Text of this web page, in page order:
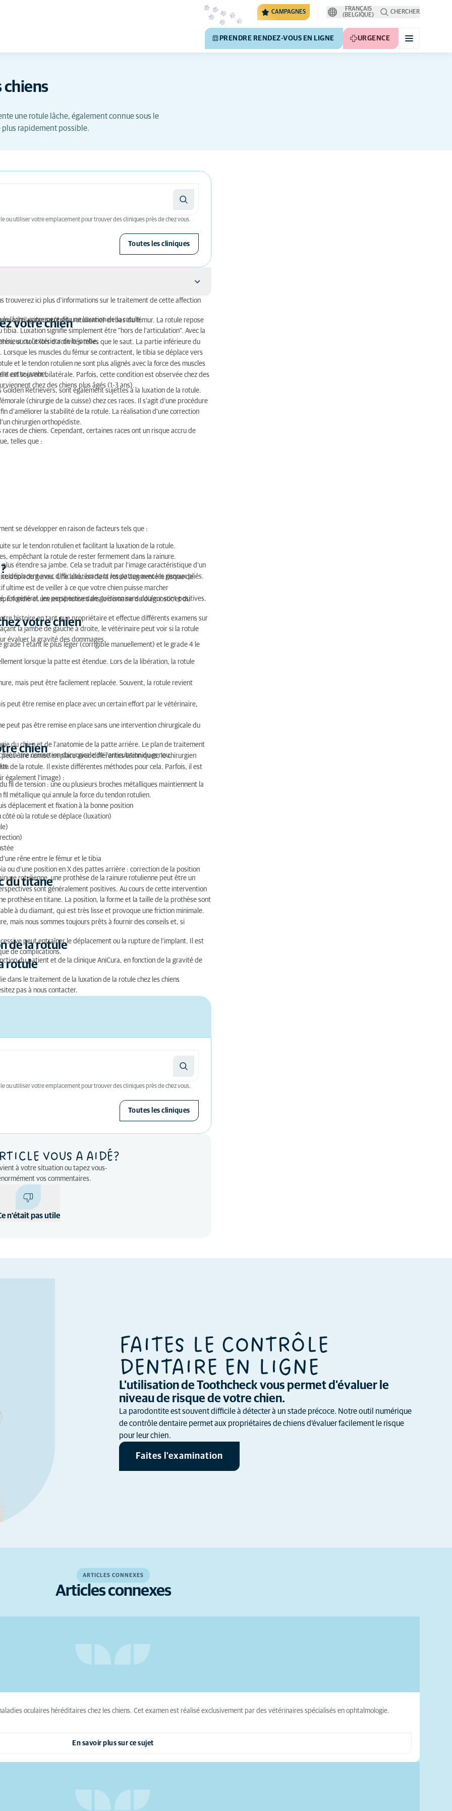
CAMPAGNES
FRANÇAIS
(BELGIQUE)
CHERCHER
PRENDRE RENDEZ-VOUS EN LIGNE URGENCE
chiens
une rotule lâche, également connue sous le
plus rapidement possible.
ou utiliser votre emplacement pour trouver des cliniques près de chez vous.
Toutes les cliniques
trouverez ici plus d'informations sur le traitement de cette affection
votre chien
lâche, autrement dit une luxation de la rotule.
cartilagineuse (crête rotulienne) en bas du fémur. La rotule repose
Luxation signifie simplement être "hors de l'articulation". Avec la
ou l'extérieur de la jambe.
surtout lors d'activités telles que le saut. La partie inférieure du
les muscles du fémur se contractent, le tibia se déplace vers
et le tendon rotulien ne sont plus alignés avec la force des muscles
cette jambe.
est souvent bilatérale. Parfois, cette condition est observée chez des
chez des chiens plus âgés (1-3 ans).
Retrievers, sont également sujettes à la luxation de la rotule.
(chirurgie de la cuisse) chez ces races. Il s'agit d'une procédure
d'améliorer la stabilité de la rotule. La réalisation d'une correction
chirurgien orthopédiste.
de chiens. Cependant, certaines races ont un risque accru de
telles que :
se développer en raison de facteurs tels que :
sur le tendon rotulien et facilitant la luxation de la rotule.
empêchant la rotule de rester fermement dans la rainure.
étendre sa jambe. Cela se traduit par l'image caractéristique d'un
déplacent avec difficulté, écartant les pattes avec les genoux pliés.
du genou. Une luxation de la rotule augmente le risque de
est de veiller à ce que votre chien puisse marcher
En général, les perspectives de guérison sans douleur sont positives.
et une expérience dans le domaine du diagnostic et du
votre chien
histoire en tant que propriétaire et effectue différents examens sur
la jambe de gauche à droite, le vétérinaire peut voir si la rotule
évaluer la gravité des dommages.
1 étant le plus léger (corrigible manuellement) et le grade 4 le
lorsque la patte est étendue. Lors de la libération, la rotule
mais peut être facilement replacée. Souvent, la rotule revient
peut être remise en place avec un certain effort par le vétérinaire,
peut pas être remise en place sans une intervention chirurgicale du
chien
du chien et de l'anatomie de la patte arrière. Le plan de traitement
à une correction chirurgicale de l'articulation du genou.
être remise en place avec différentes techniques, le chirurgien
de la rotule. Il existe différentes méthodes pour cela. Parfois, il est
également l'image) :
fil de tension : une ou plusieurs broches métalliques maintiennent la
fil métallique qui annule la force du tendon rotulien.
déplacement et fixation à la bonne position
où la rotule se déplace (luxation)
rêne entre le fémur et le tibia
ou d'une position en X des pattes arrière : correction de la position
du titane
rotulienne, une prothèse de la rainure rotulienne peut être un
sont généralement positives. Au cours de cette intervention
prothèse en titane. La position, la forme et la taille de la prothèse sont
à du diamant, qui est très lisse et provoque une friction minimale.
mais nous sommes toujours prêts à fournir des conseils et, si
de la rotule
peut entraîner le déplacement ou la rupture de l'implant. Il est
de complications.
rotule
du patient et de la clinique AniCura, en fonction de la gravité de
dans le traitement de la luxation de la rotule chez les chiens
pas à nous contacter.
ou utiliser votre emplacement pour trouver des cliniques près de chez vous.
Toutes les cliniques
VOUS A AIDÉ?
à votre situation ou tapez vous-
vos commentaires.
n'était pas utile
FAITES LE CONTRÔLE
DENTAIRE EN LIGNE
L'utilisation de Toothcheck vous permet d'évaluer le
niveau de risque de votre chien.
La parodontite est souvent difficile à détecter à un stade précoce. Notre outil numérique
de contrôle dentaire permet aux propriétaires de chiens d’évaluer facilement le risque
pour leur chien.
Faites l'examination
ARTICLES CONNEXES
Articles connexes
oculaires héréditaires chez les chiens. Cet examen est réalisé exclusivement par des vétérinaires spécialisés en ophtalmologie.
En savoir plus sur ce sujet